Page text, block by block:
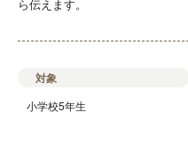
ら伝えます。
対象
小学校5年生